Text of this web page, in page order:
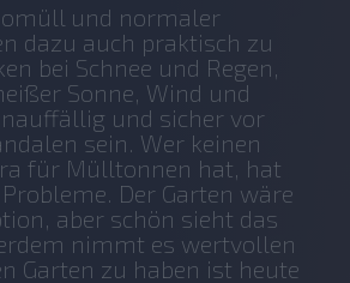
und normaler
dazu auch praktisch zu
bei Schnee und Regen,
Sonne, Wind und
und sicher vor
sein. Wer keinen
für Mülltonnen hat, hat
Der Garten wäre
aber schön sieht das
nimmt es wertvollen
Garten zu haben ist heute